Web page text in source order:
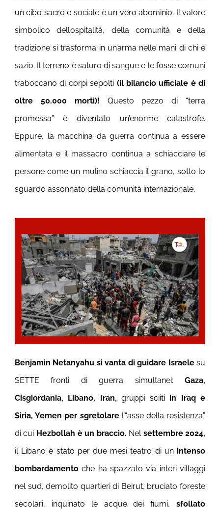
un cibo sacro e sociale è un vero abominio. Il valore
simbolico dell’ospitalità, della comunità e della
tradizione si trasforma in un’arma nelle mani di chi è
sazio. Il terreno è saturo di sangue e le fosse comuni
traboccano di corpi sepolti (il bilancio ufficiale è di
oltre 50.000 morti)! Questo pezzo di “terra
promessa” è diventato un’enorme catastrofe.
Eppure, la macchina da guerra continua a essere
alimentata e il massacro continua a schiacciare le
persone come un mulino schiaccia il grano, sotto lo
sguardo assonnato della comunità internazionale.
Benjamin Netanyahu si vanta di guidare Israelesu
SETTE fronti di guerra simultanei:Gaza,
Cisgiordania, Libano, Iran, gruppi sciiti in Iraq e
Siria, Yemen per sgretolare l’“asse della resistenza”
di cui Hezbollah è un braccio. Nel settembre 2024,
il Libano è stato per due mesi teatro di un intenso
bombardamentoche ha spazzato via interi villaggi
nel sud, demolito quartieri di Beirut, bruciato foreste
secolari, inquinato le acque dei fiumi,sfollato